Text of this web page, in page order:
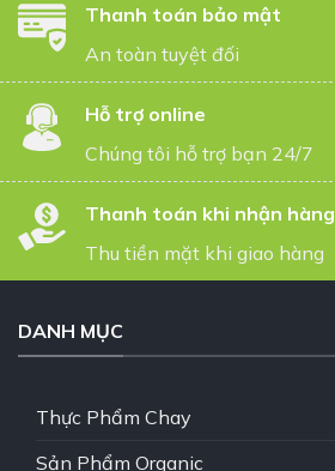
Thanh toán bảo mật
An toàn tuyệt đối
Hỗ trợ online
Chúng tôi hỗ trợ bạn 24/7
Thanh toán khi nhận hàng
Thu tiền mặt khi giao hàng
DANH MỤC
Thực Phẩm Chay
Sản Phẩm Organic